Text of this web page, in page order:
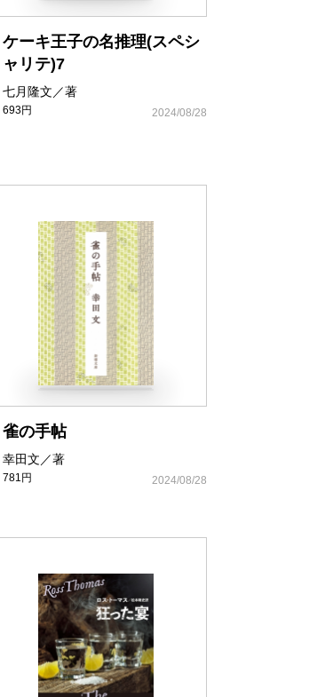
ケーキ王子の名推理(スペシ
ャリテ)7
七月隆文／著
693円 2024/08/28
雀の手帖
幸田文／著
781円 2024/08/28